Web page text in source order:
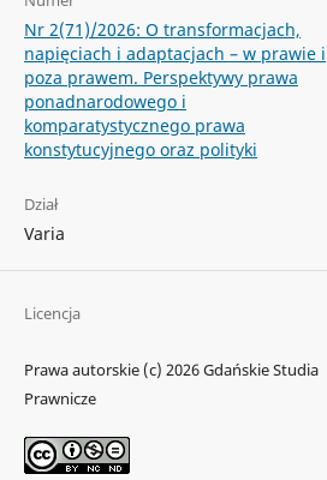
Nr 2(71)/2026: O transformacjach,
napięciach i adaptacjach – w prawie i
poza prawem. Perspektywy prawa
ponadnarodowego i
komparatystycznego prawa
konstytucyjnego oraz polityki
Dział
Varia
Licencja
Prawa autorskie (c) 2026 Gdańskie Studia
Prawnicze